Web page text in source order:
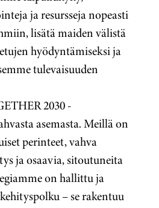
ja resursseja nopeasti
lisätä maiden välistä
hyödyntämiseksi ja
tulevaisuuden
2030 -
asemasta. Meillä on
perinteet, vahva
ja osaavia, sitoutuneita
on hallittu ja
– se rakentuu